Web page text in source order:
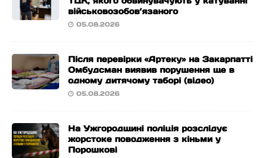
військовозобов’язаного
05.08.2026
Після перевірки «Артеку» на Закарпатті
Омбудсман виявив порушення ще в
одному дитячому таборі (відео)
05.08.2026
На Ужгородщині поліція розслідує
жорстоке поводження з кіньми у
Порошкові